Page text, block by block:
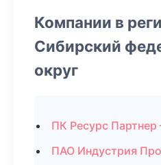
Компании в
Сибирский
округ
ПК Ресурс
ПАО Индустрия